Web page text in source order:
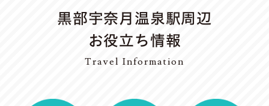
黒部宇奈月温泉駅周辺
お役立ち情報
Travel Information